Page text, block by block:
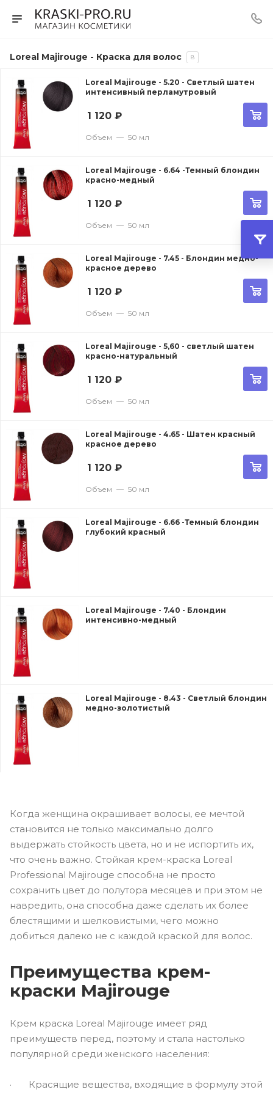
Loreal Majirouge - Краска для волос 8
Loreal Majirouge - 5.20 - Светлый шатен
интенсивный перламутровый
1 120 ₽
Объем — 50 мл
Loreal Majirouge - 6.64 -Темный блондин
красно-медный
1 120 ₽
Объем — 50 мл
Loreal Majirouge - 7.45 - Блондин медно-
красное дерево
1 120 ₽
Объем — 50 мл
Loreal Majirouge - 5,60 - светлый шатен
красно-натуральный
1 120 ₽
Объем — 50 мл
Loreal Majirouge - 4.65 - Шатен красный
красное дерево
1 120 ₽
Объем — 50 мл
Loreal Majirouge - 6.66 -Темный блондин
глубокий красный
Loreal Majirouge - 7.40 - Блондин
интенсивно-медный
Loreal Majirouge - 8.43 - Светлый блондин
медно-золотистый
Когда женщина окрашивает волосы, ее мечтой
становится не только максимально долго
выдержать стойкость цвета, но и не испортить их,
что очень важно. Стойкая крем-краска Loreal
Professional Majirouge способна не просто
сохранить цвет до полутора месяцев и при этом не
навредить, она способна даже сделать их более
блестящими и шелковистыми, чего можно
добиться далеко не с каждой краской для волос.
Преимущества крем-
краски Majirouge
Крем краска Loreal Majirouge имеет ряд
преимуществ перед, поэтому и стала настолько
популярной среди женского населения:
· Красящие вещества, входящие в формулу этой